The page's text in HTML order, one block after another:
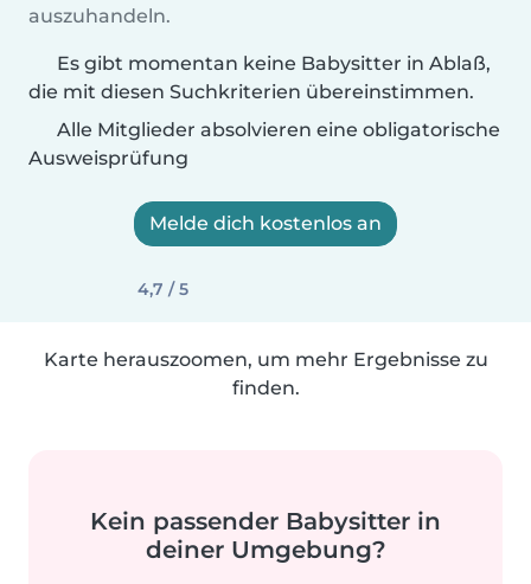
auszuhandeln.
Es gibt momentan keine Babysitter in Ablaß,
die mit diesen Suchkriterien übereinstimmen.
Alle Mitglieder absolvieren eine obligatorische
Ausweisprüfung
Melde dich kostenlos an
4,7 / 5
Karte herauszoomen, um mehr Ergebnisse zu
finden.
Kein passender Babysitter in
deiner Umgebung?